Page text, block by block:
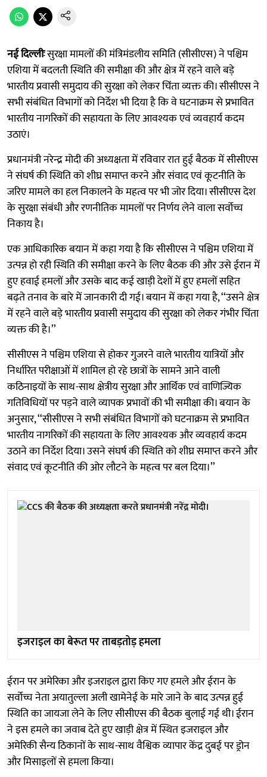
नई दिल्लीःसुरक्षा मामलों की मंत्रिमंडलीय समिति (सीसीएस) ने पश्चिम
एशिया में बदलती स्थिति की समीक्षा की और क्षेत्र में रहने वाले बड़े
भारतीय प्रवासी समुदाय की सुरक्षा को लेकर चिंता व्यक्त की। सीसीएस ने
सभी संबंधित विभागों को निर्देश भी दिया है कि वे घटनाक्रम से प्रभावित
भारतीय नागरिकों की सहायता के लिए आवश्यक एवं व्यवहार्य कदम
उठाएं।
प्रधानमंत्री नरेन्द्र मोदी की अध्यक्षता में रविवार रात हुई बैठक में सीसीएस
ने संघर्ष की स्थिति को शीघ्र समाप्त करने और संवाद एवं कूटनीति के
जरिए मामले का हल निकालने के महत्व पर भी जोर दिया। सीसीएस देश
के सुरक्षा संबंधी और रणनीतिक मामलों पर निर्णय लेने वाला सर्वोच्च
निकाय है।
एक आधिकारिक बयान में कहा गया है कि सीसीएस ने पश्चिम एशिया में
उत्पन्न हो रही स्थिति की समीक्षा करने के लिए बैठक की और उसे ईरान में
हुए हवाई हमलों और उसके बाद कई खाड़ी देशों में हुए हमलों सहित
बढ़ते तनाव के बारे में जानकारी दी गई। बयान में कहा गया है, ‘‘उसने क्षेत्र
में रहने वाले बड़े भारतीय प्रवासी समुदाय की सुरक्षा को लेकर गंभीर चिंता
व्यक्त की है।’’
सीसीएस ने पश्चिम एशिया से होकर गुजरने वाले भारतीय यात्रियों और
निर्धारित परीक्षाओं में शामिल हो रहे छात्रों के सामने आने वाली
कठिनाइयों के साथ-साथ क्षेत्रीय सुरक्षा और आर्थिक एवं वाणिज्यिक
गतिविधियों पर पड़ने वाले व्यापक प्रभावों की भी समीक्षा की। बयान के
अनुसार, ‘‘सीसीएस ने सभी संबंधित विभागों को घटनाक्रम से प्रभावित
भारतीय नागरिकों की सहायता के लिए आवश्यक और व्यवहार्य कदम
उठाने का निर्देश दिया। उसने संघर्ष की स्थिति को शीघ्र समाप्त करने और
संवाद एवं कूटनीति की ओर लौटने के महत्व पर बल दिया।’’
इजराइल का बेरूत पर ताबड़तोड़ हमला
ईरान पर अमेरिका और इजराइल द्वारा किए गए हमले और ईरान के
सर्वोच्च नेता अयातुल्ला अली खामेनेई के मारे जाने के बाद उत्पन्न हुई
स्थिति का जायजा लेने के लिए सीसीएस की बैठक बुलाई गई थी। ईरान
ने इस हमले का जवाब देते हुए खाड़ी क्षेत्र में स्थित इजराइल और
अमेरिकी सैन्य ठिकानों के साथ-साथ वैश्विक व्यापार केंद्र दुबई पर ड्रोन
और मिसाइलों से हमला किया।